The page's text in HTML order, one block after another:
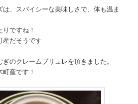
、スパイシーな美味しさで、体も温ま
ですね！
産だそうです
のクレームブリュレを頂きました。
産です！